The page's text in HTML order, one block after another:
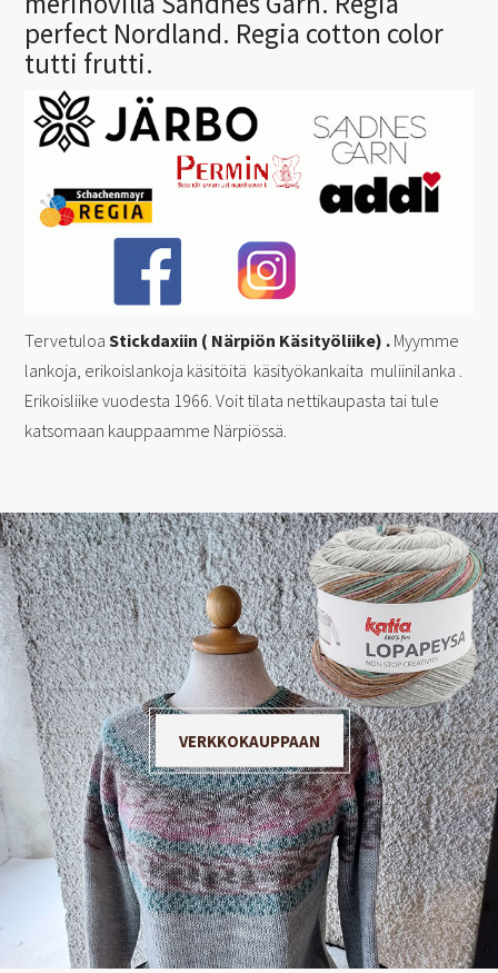
perfect Nordland. Regia cotton color
tutti frutti.
TervetuloaStickdaxiin ( Närpiön Käsityöliike) . Myymme
lankoja, erikoislankoja käsitöitä käsityökankaita muliinilanka .
Erikoisliike vuodesta 1966. Voit tilata nettikaupasta tai tule
katsomaan kauppaamme Närpiössä.
VERKKOKAUPPAAN